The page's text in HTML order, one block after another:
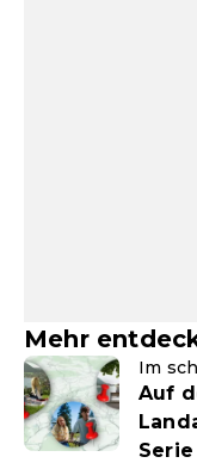
Mehr
Im
Auf